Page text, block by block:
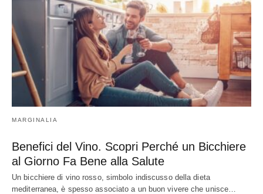
MARGINALIA
Benefici del Vino. Scopri Perché un Bicchiere
al Giorno Fa Bene alla Salute
Un bicchiere di vino rosso, simbolo indiscusso della dieta
mediterranea, è spesso associato a un buon vivere che unisce…